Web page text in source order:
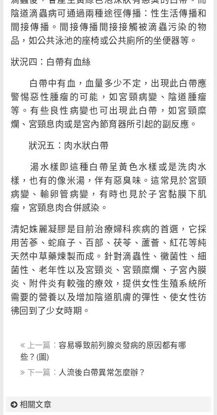
陰道滴蟲病可通過兩種途徑傳播：性生活傳播和
間接傳播。間接傳播間接接觸被滴蟲污染的物
品，如公共泳池的座椅或公共廁所的坐便器等。
狀況四：白帶有血絲
白帶中有血，血量多少不定，出現此白帶應
警惕惡性腫瘤的可能，如宮頸病變、陰道腫瘤
等。有些良性病變也可出現此白帶，如宮頸糜
爛、宮頸息肉或是宮內節育器所引起的副反應。
狀況五：肉水狀白帶
湯水樣即這種白帶呈黃色水樣或是洗肉水
樣，也有的像米湯，伴有惡臭味。這常見於宮頸
病變、輸卵管病變，有時也見於子宮黏膜下肌
瘤，宮頸息肉合併感染。
清妃姝麗凝膠是目前治療婦科疾病的首選，它採
用苦蔘、蛇麻子、百部、茯苓、蘆薈、紅花等純
天然中草藥煉製而成。針對滴蟲性、黴菌性、細
菌性、老年性以及宮頸炎、宮頸糜爛、子宮內膜
炎、附件炎有較強的療效，提供女性生殖系統所
需要的營養以及增加陰道肌膚的彈性、使女性彷
彿回到了少女時期。
上一篇： 容易導致前列腺炎發病的原因都有哪
些？(圖)
下一篇： 人流後白帶異常怎麼辦？
相關文章